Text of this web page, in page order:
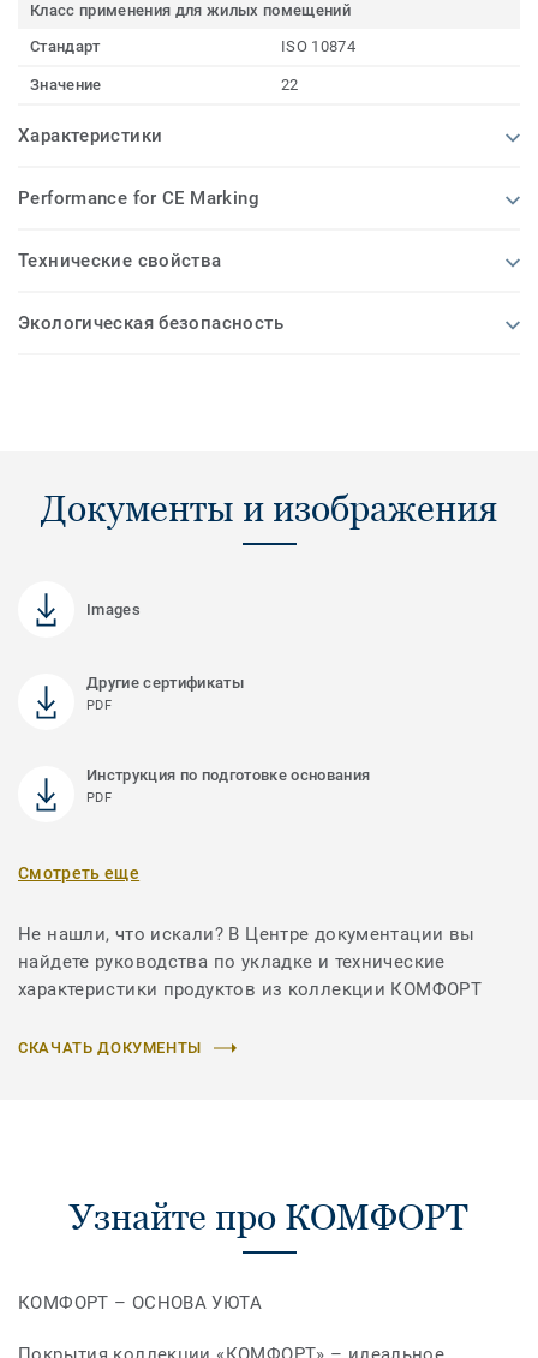
Класс применения для жилых помещений
Стандарт
ISO 10874
Значение 22
Характеристики
Performance for CE Marking
Технические свойства
Экологическая безопасность
Документы и изображения
Images
Другие сертификаты
PDF
Инструкция по подготовке основания
PDF
Смотреть еще
Не нашли, что искали? В Центре документации вы
найдете руководства по укладке и технические
характеристики продуктов из коллекции КОМФОРТ
СКАЧАТЬ ДОКУМЕНТЫ
Узнайте про КОМФОРТ
КОМФОРТ – ОСНОВА УЮТА